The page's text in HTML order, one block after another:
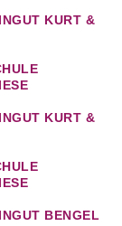
KURT &
KURT &
BENGEL